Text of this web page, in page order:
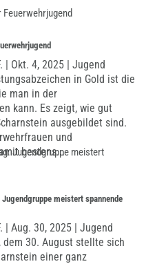
| Okt. 4, 2025| Jugend
in Gold ist die
man in der
kann. Es zeigt, wie gut
ausgebildet sind.
und
bestens...
meistert spannende
| Aug. 30, 2025| Jugend
30. August stellte sich
einer ganz